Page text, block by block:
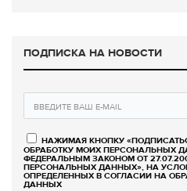
ПОДПИСКА НА НОВОСТИ
НАЖИМАЯ КНОПКУ
ОБРАБОТКУ МОИХ ПЕРСОНАЛЬНЫХ
ФЕДЕРАЛЬНЫМ ЗАКОНОМ ОТ
ПЕРСОНАЛЬНЫХ ДАННЫХ», НА
ОПРЕДЕЛЕННЫХ В СОГЛАСИИ НА
ДАННЫХ